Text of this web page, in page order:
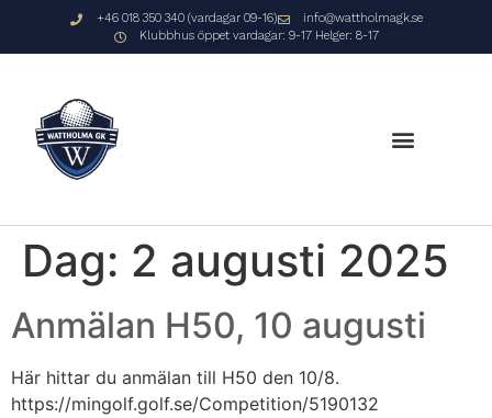
+46 018 350 340 (vardagar 09-16)
info@wattholmagk.se
Klubbhus öppet vardagar: 9-17 Helger: 8-17
Dag: 2 augusti 2025
Anmälan H50, 10 augusti
Här hittar du anmälan till H50 den 10/8.
https://mingolf.golf.se/Competition/5190132